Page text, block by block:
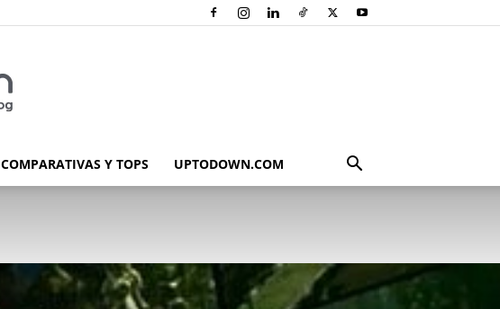
COMPARATIVAS Y TOPS UPTODOWN.COM